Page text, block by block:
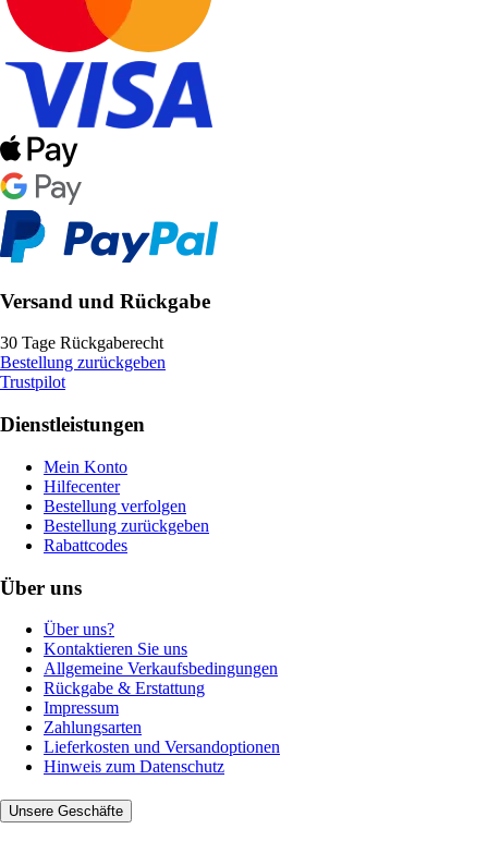
Versand und Rückgabe
30 Tage Rückgaberecht
Bestellung zurückgeben
Trustpilot
Dienstleistungen
Mein Konto
Hilfecenter
Bestellung verfolgen
Bestellung zurückgeben
Rabattcodes
Über uns
Über uns?
Kontaktieren Sie uns
Allgemeine Verkaufsbedingungen
Rückgabe & Erstattung
Impressum
Zahlungsarten
Lieferkosten und Versandoptionen
Hinweis zum Datenschutz
Unsere Geschäfte